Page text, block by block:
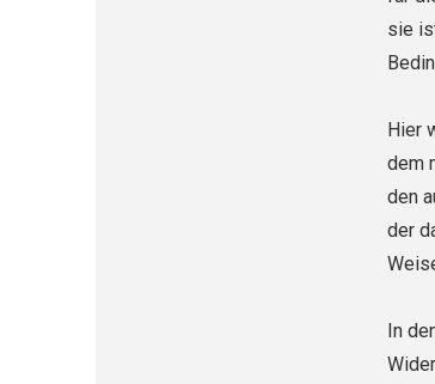
sie
Hier
dem
den
der
In